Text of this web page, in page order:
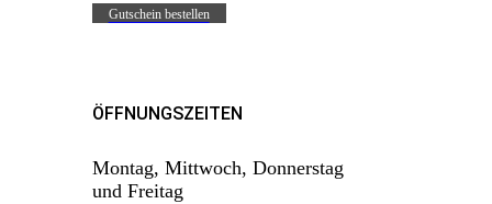
Gutschein bestellen
ÖFFNUNGSZEITEN
Montag, Mittwoch, Donnerstag
und Freitag